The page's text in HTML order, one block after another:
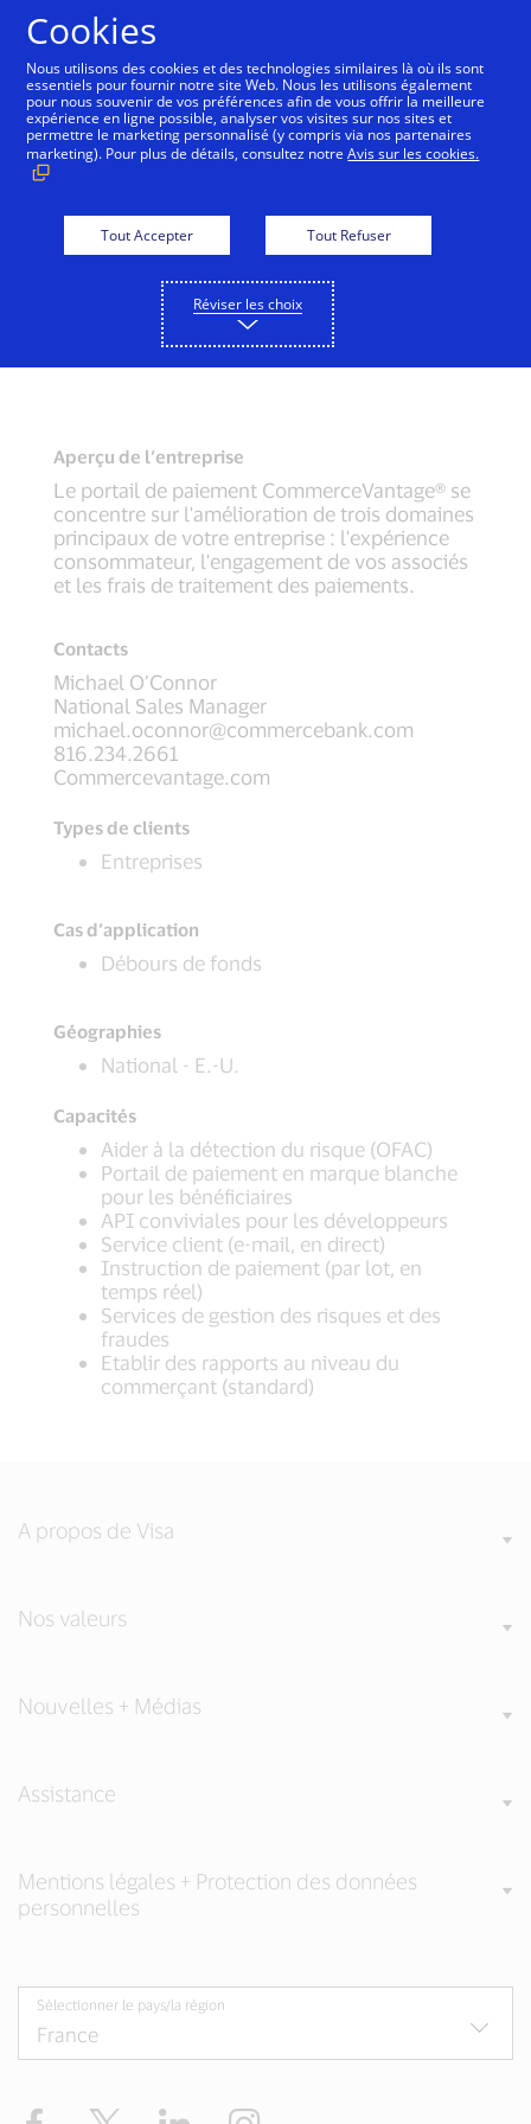
Aperçu de l’entreprise
Le portail de paiement CommerceVantage® se
concentre sur l'amélioration de trois domaines
principaux de votre entreprise : l'expérience
consommateur, l'engagement de vos associés
et les frais de traitement des paiements.
Contacts
Michael O’Connor
National Sales Manager
michael.oconnor@commercebank.com
816.234.2661
Commercevantage.com
Types de clients
Entreprises
Cas d’application
Débours de fonds
Géographies
National - E.-U.
Capacités
Aider à la détection du risque (OFAC)
Portail de paiement en marque blanche
pour les bénéficiaires
API conviviales pour les développeurs
Service client (e-mail, en direct)
Instruction de paiement (par lot, en
temps réel)
Services de gestion des risques et des
fraudes
Etablir des rapports au niveau du
commerçant (standard)
A propos de Visa
Nos valeurs
Nouvelles + Médias
Assistance
Mentions légales + Protection des données
personnelles
Sélectionner le pays/la région
Facebook Twitter LinkedIn
Cookies
Nous utilisons des cookies et des technologies similaires là où ils sont
essentiels pour fournir notre site Web. Nous les utilisons également
pour nous souvenir de vos préférences afin de vous offrir la meilleure
expérience en ligne possible, analyser vos visites sur nos sites et
permettre le marketing personnalisé (y compris via nos partenaires
marketing). Pour plus de détails, consultez notreAvis sur les cookies.
Tout Accepter Tout Refuser
Réviser les choix